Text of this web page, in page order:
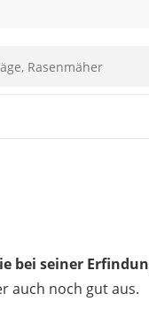
bei seiner
auch noch gut aus.